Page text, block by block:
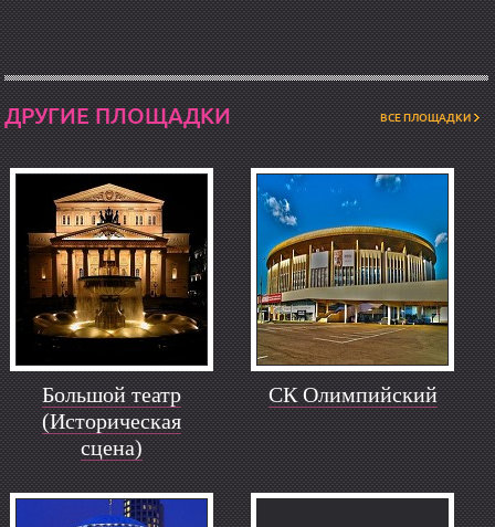
ДРУГИЕ ПЛОЩАДКИ ВСЕ ПЛОЩАДКИ
Большой театр
(Историческая
сцена)
СК Олимпийский